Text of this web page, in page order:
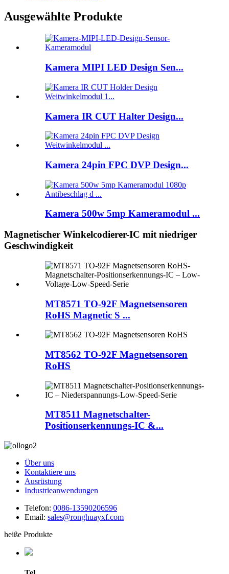
Ausgewählte Produkte
Kamera MIPI LED Design Sen...
Kamera IR CUT Halter Design...
Kamera 24pin FPC DVP Design...
Kamera 500w 5mp Kameramodul ...
Magnetischer Winkelcodierer-IC mit niedriger
Geschwindigkeit
MT8571 TO-92F Magnetsensoren
RoHS Magnetic S ...
MT8562 TO-92F Magnetsensoren
RoHS
MT8511 Magnetschalter-
Positionserkennungs-IC &...
Über uns
Kontaktiere uns
Ausrüstung
Industrieanwendungen
Telefon: 0086-13590206596
Email: sales@ronghuayxf.com
heiße Produkte